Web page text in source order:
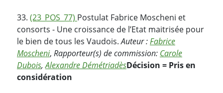
33. (23_POS_77) Postulat Fabrice Moscheni et
consorts - Une croissance de l’Etat maitrisée pour
le bien de tous les Vaudois.Auteur :Fabrice
Moscheni, Rapporteur(s) de commission: Carole
Dubois,Alexandre DémétriadèsDécision = Pris en
considération